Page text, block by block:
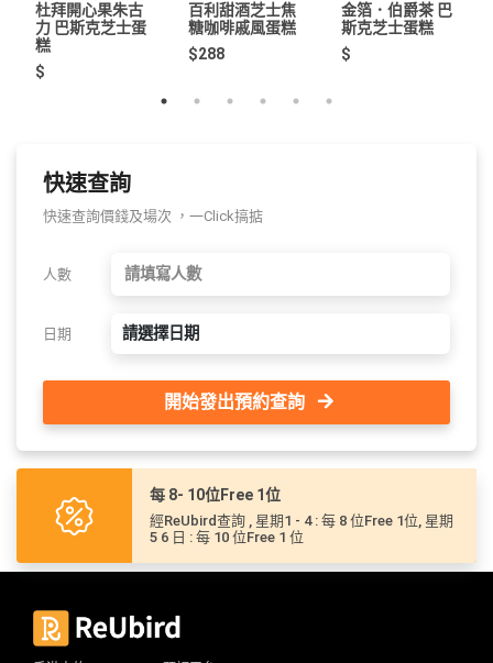
杜拜開心果朱古
力 巴斯克芝士蛋
糕
$
百利甜酒芝士焦
糖咖啡戚風蛋糕
$288
金箔．伯爵茶 巴
斯克芝士蛋糕
$
快速查詢
快速查詢價錢及場次 ，一Click搞掂
人數
日期 請選擇日期
開始發出預約查詢
每 8- 10位Free 1位
經ReUbird查詢 , 星期1 - 4 : 每 8 位Free 1位, 星期
5 6 日 : 每 10 位Free 1 位